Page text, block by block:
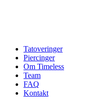
Tatoveringer
Piercinger
Om Timeless
Team
FAQ
Kontakt